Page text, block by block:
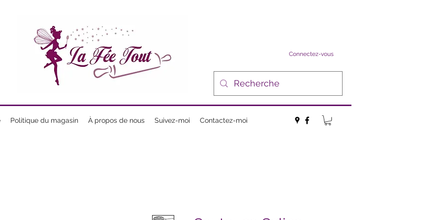
Connectez-vous
Politique du magasin À propos de nous Suivez-moi Contactez-moi